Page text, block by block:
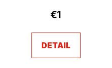
€1
DETAIL